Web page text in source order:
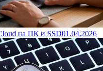
на ПК и SSD01.04.2026